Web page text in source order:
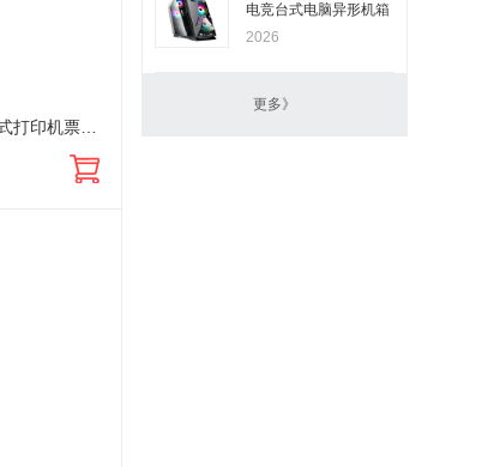
电竞台式电脑异形机箱
2026
更多》